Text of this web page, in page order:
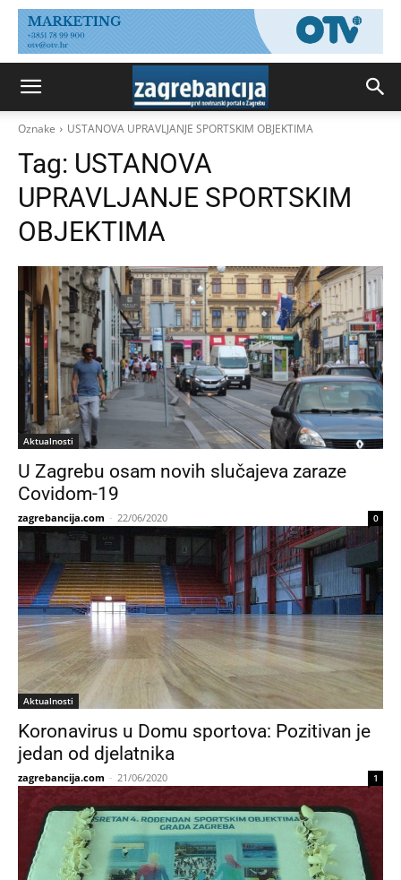
Oznake USTANOVA UPRAVLJANJE SPORTSKIM OBJEKTIMA
Tag: USTANOVA
UPRAVLJANJE SPORTSKIM
OBJEKTIMA
Aktualnosti
U Zagrebu osam novih slučajeva zaraze
Covidom-19
zagrebancija.com - 22/06/2020 0
Aktualnosti
Koronavirus u Domu sportova: Pozitivan je
jedan od djelatnika
zagrebancija.com - 21/06/2020 1